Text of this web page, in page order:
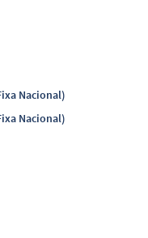
Nacional)
Nacional)